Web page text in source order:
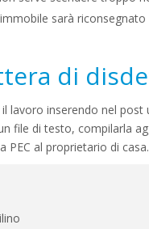
sarà
di
lavoro inserendo nel post
file di testo, compilarla
PEC al proprietario di casa.